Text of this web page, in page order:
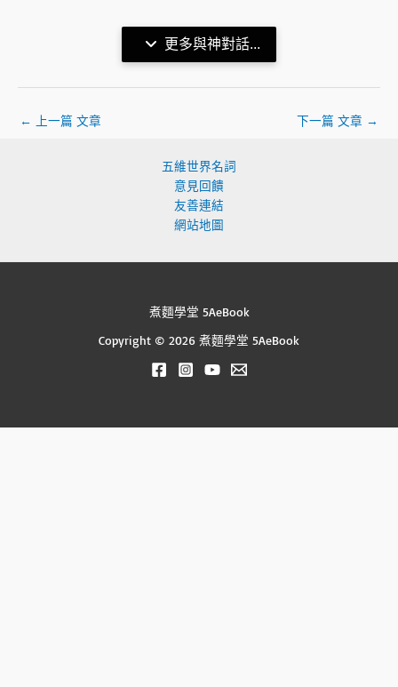
更多與神對話...
← 上一篇 文章 下一篇 文章 →
五維世界名詞
意見回饋
友善連結
網站地圖
煮麵學堂 5AeBook
Copyright © 2026 煮麵學堂 5AeBook